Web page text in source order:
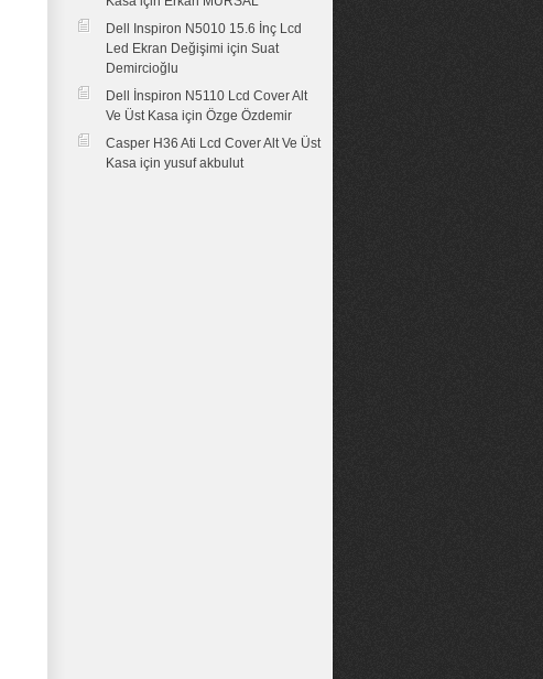
Dell Inspiron N5010 15.6 İnç Lcd
Led Ekran Değişimi için Suat
Demircioğlu
Dell İnspiron N5110 Lcd Cover Alt
Ve Üst Kasaiçin Özge Özdemir
Casper H36 Ati Lcd Cover Alt Ve Üst
Kasaiçin yusuf akbulut